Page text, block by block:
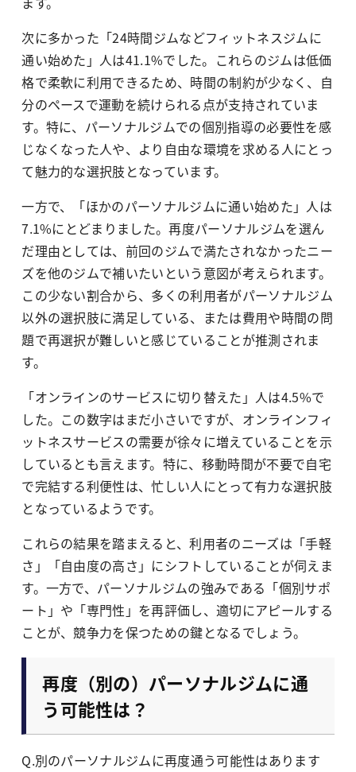
次に多かった「24時間ジムなどフィットネスジムに
通い始めた」人は41.1%でした。これらのジムは低価
格で柔軟に利用できるため、時間の制約が少なく、自
分のペースで運動を続けられる点が支持されていま
す。特に、パーソナルジムでの個別指導の必要性を感
じなくなった人や、より自由な環境を求める人にとっ
て魅力的な選択肢となっています。
一方で、「ほかのパーソナルジムに通い始めた」人は
7.1%にとどまりました。再度パーソナルジムを選ん
だ理由としては、前回のジムで満たされなかったニー
ズを他のジムで補いたいという意図が考えられます。
この少ない割合から、多くの利用者がパーソナルジム
以外の選択肢に満足している、または費用や時間の問
題で再選択が難しいと感じていることが推測されま
す。
「オンラインのサービスに切り替えた」人は4.5%で
した。この数字はまだ小さいですが、オンラインフィ
ットネスサービスの需要が徐々に増えていることを示
しているとも言えます。特に、移動時間が不要で自宅
で完結する利便性は、忙しい人にとって有力な選択肢
となっているようです。
これらの結果を踏まえると、利用者のニーズは「手軽
さ」「自由度の高さ」にシフトしていることが伺えま
す。一方で、パーソナルジムの強みである「個別サポ
ート」や「専門性」を再評価し、適切にアピールする
ことが、競争力を保つための鍵となるでしょう。
再度（別の）パーソナルジムに通
う可能性は？
Q.別のパーソナルジムに再度通う可能性はあります